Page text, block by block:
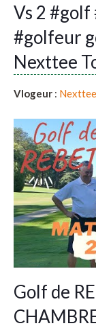
Vs 2
#golfeur
Nexttee
Vlogeur : Nexttee
Golf de